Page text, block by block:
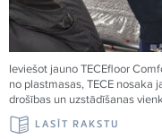
Ieviešot jauno TECEfloor
no plastmasas, TECE
drošības un uzstādīšanas
LASĪT RAKSTU